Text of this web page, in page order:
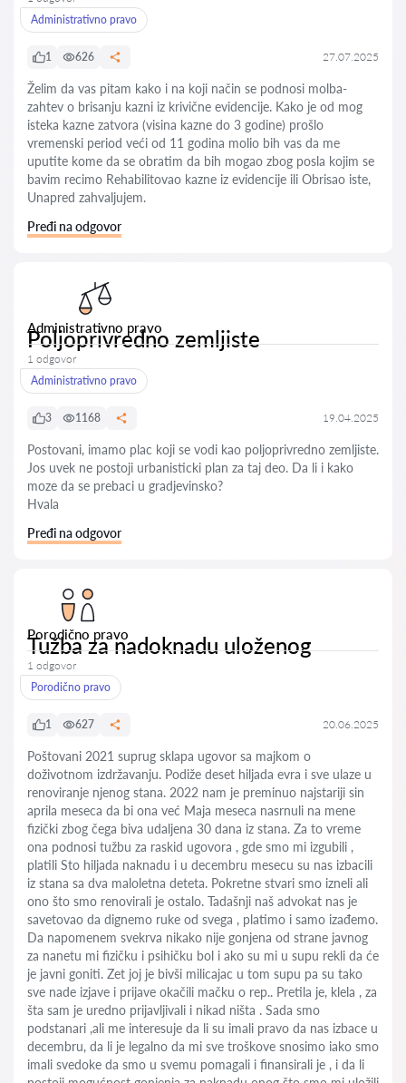
Administrativno pravo
1 626 27.07.2025
Želim da vas pitam kako i na koji način se podnosi molba-
zahtev o brisanju kazni iz krivične evidencije. Kako je od mog
isteka kazne zatvora (visina kazne do 3 godine) prošlo
vremenski period veći od 11 godina molio bih vas da me
uputite kome da se obratim da bih mogao zbog posla kojim se
bavim recimo Rehabilitovao kazne iz evidencije ili Obrisao iste,
Unapred zahvaljujem.
Pređi na odgovor
Administrativno pravo
Poljoprivredno zemljiste
1 odgovor
Administrativno pravo
3 1168 19.04.2025
Postovani, imamo plac koji se vodi kao poljoprivredno zemljiste.
Jos uvek ne postoji urbanisticki plan za taj deo. Da li i kako
moze da se prebaci u gradjevinsko?
Hvala
Pređi na odgovor
Porodično pravo
Tužba za nadoknadu uloženog
1 odgovor
Porodično pravo
1 627 20.06.2025
Poštovani 2021 suprug sklapa ugovor sa majkom o
doživotnom izdržavanju. Podiže deset hiljada evra i sve ulaze u
renoviranje njenog stana. 2022 nam je preminuo najstariji sin
aprila meseca da bi ona već Maja meseca nasrnuli na mene
fizički zbog čega biva udaljena 30 dana iz stana. Za to vreme
ona podnosi tužbu za raskid ugovora , gde smo mi izgubili ,
platili Sto hiljada naknadu i u decembru mesecu su nas izbacili
iz stana sa dva maloletna deteta. Pokretne stvari smo izneli ali
ono što smo renovirali je ostalo. Tadašnji naš advokat nas je
savetovao da dignemo ruke od svega , platimo i samo izađemo.
Da napomenem svekrva nikako nije gonjena od strane javnog
za nanetu mi fizičku i psihičku bol i ako su mi u supu rekli da će
je javni goniti. Zet joj je bivši milicajac u tom supu pa su tako
sve nade izjave i prijave okačili mačku o rep.. Pretila je, klela , za
šta sam je uredno prijavljivali i nikad ništa . Sada smo
podstanari ,ali me interesuje da li su imali pravo da nas izbace u
decembru, da li je legalno da mi sve troškove snosimo iako smo
imali svedoke da smo u svemu pomagali i finansirali je , i da li